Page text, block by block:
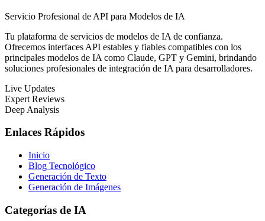
Servicio Profesional de API para Modelos de IA
Tu plataforma de servicios de modelos de IA de confianza.
Ofrecemos interfaces API estables y fiables compatibles con los
principales modelos de IA como Claude, GPT y Gemini, brindando
soluciones profesionales de integración de IA para desarrolladores.
Live Updates
Expert Reviews
Deep Analysis
Enlaces Rápidos
Inicio
Blog Tecnológico
Generación de Texto
Generación de Imágenes
Categorías de IA